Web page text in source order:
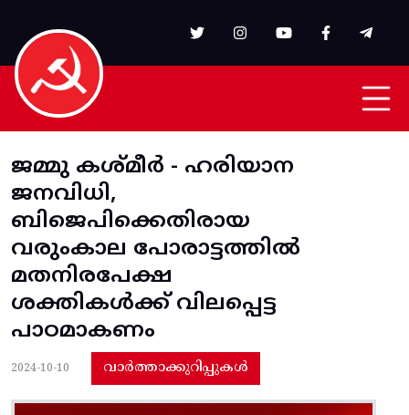
ജമ്മു കശ്‌മീർ - ഹരിയാന
ജനവിധി,
ബിജെപിക്കെതിരായ
വരുംകാല പോരാട്ടത്തിൽ
മതനിരപേക്ഷ
ശക്തികൾക്ക്‌ വിലപ്പെട്ട
പാഠമാകണം‌
2024-10-10 വാർത്താക്കുറിപ്പുകൾ